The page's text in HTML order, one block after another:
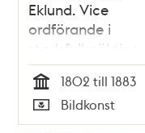
Eklund. Vice
ordförande i
stadsfullmäktige
1863-1874
Tid
1802 till 1883
Typ
Bildkonst